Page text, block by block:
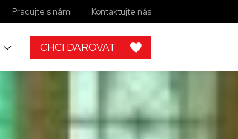
Pracujte s námi Kontaktujte nás
CHCI DAROVAT